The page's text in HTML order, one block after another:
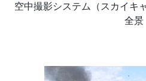
空中撮影システム（スカイキ
全景